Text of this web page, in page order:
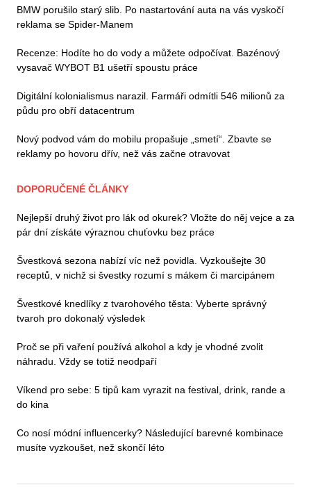
BMW porušilo starý slib. Po nastartování auta na vás vyskočí
reklama se Spider-Manem
Recenze: Hodíte ho do vody a můžete odpočívat. Bazénový
vysavač WYBOT B1 ušetří spoustu práce
Digitální kolonialismus narazil. Farmáři odmítli 546 milionů za
půdu pro obří datacentrum
Nový podvod vám do mobilu propašuje „smetí“. Zbavte se
reklamy po hovoru dřív, než vás začne otravovat
DOPORUČENÉ ČLÁNKY
Nejlepší druhý život pro lák od okurek? Vložte do něj vejce a za
pár dní získáte výraznou chuťovku bez práce
Švestková sezona nabízí víc než povidla. Vyzkoušejte 30
receptů, v nichž si švestky rozumí s mákem či marcipánem
Švestkové knedlíky z tvarohového těsta: Vyberte správný
tvaroh pro dokonalý výsledek
Proč se při vaření používá alkohol a kdy je vhodné zvolit
náhradu. Vždy se totiž neodpaří
Víkend pro sebe: 5 tipů kam vyrazit na festival, drink, rande a
do kina
Co nosí módní influencerky? Následující barevné kombinace
musíte vyzkoušet, než skončí léto